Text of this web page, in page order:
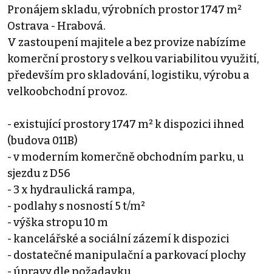
Pronájem skladu, výrobních prostor 1747 m²
Ostrava - Hrabová.
V zastoupení majitele a bez provize nabízíme
komerční prostory s velkou variabilitou využití,
především pro skladování, logistiku, výrobu a
velkoobchodní provoz.
- existující prostory 1747 m² k dispozici ihned
(budova 011B)
- v moderním komerčně obchodním parku, u
sjezdu z D56
- 3 x hydraulická rampa,
- podlahy s nosností 5 t/m²
- výška stropu 10 m
- kancelářské a sociální zázemí k dispozici
- dostatečné manipulační a parkovací plochy